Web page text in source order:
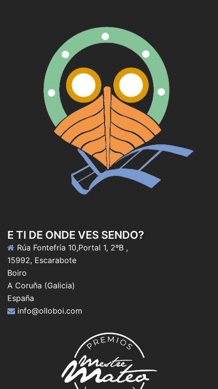
E TI DE ONDE VES SENDO?
Rúa Fontefría 10,Portal 1, 2ºB ,
15992, Escarabote
Boiro
A Coruña (Galicia)
España
info@olloboi.com